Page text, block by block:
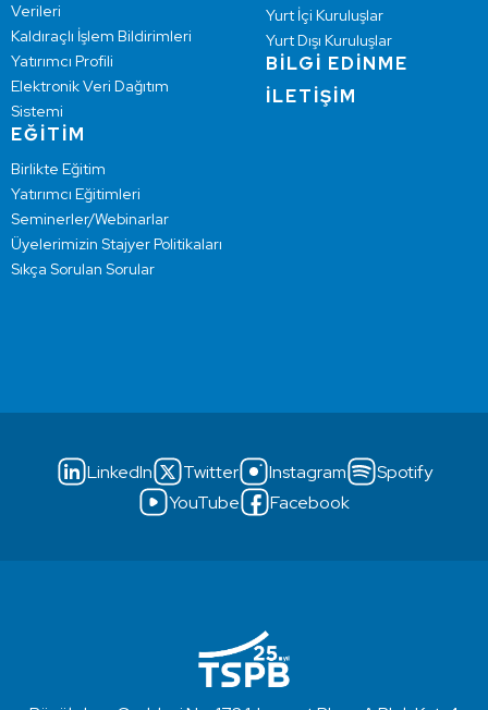
Verileri
Kaldıraçlı İşlem Bildirimleri
Yatırımcı Profili
Elektronik Veri Dağıtım
Sistemi
EĞİTİM
Birlikte Eğitim
Yatırımcı Eğitimleri
Seminerler/Webinarlar
Üyelerimizin Stajyer Politikaları
Sıkça Sorulan Sorular
Yurt İçi Kuruluşlar
Yurt Dışı Kuruluşlar
BİLGİ EDİNME
İLETİŞİM
LinkedIn Twitter Instagram
Spotify
YouTube
Facebook